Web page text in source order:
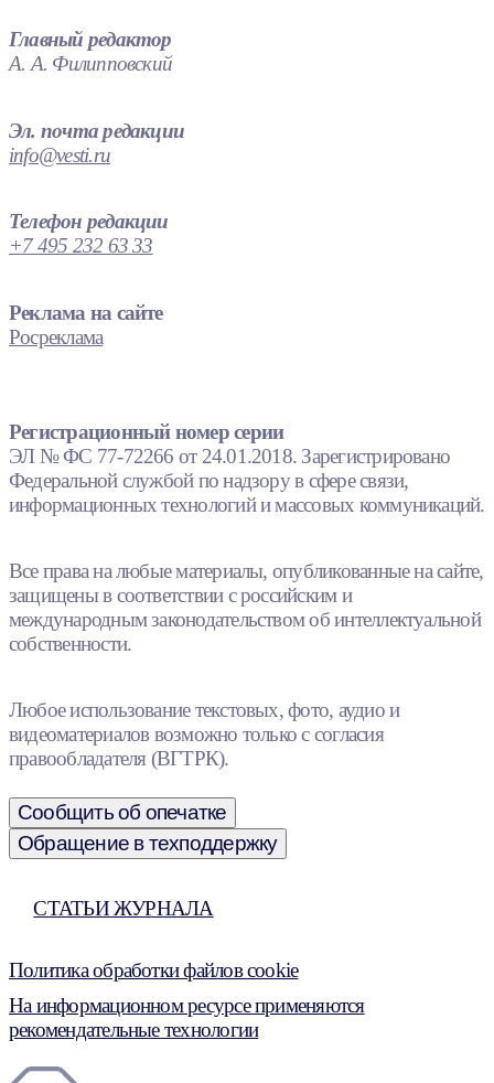
Главный редактор
А. А. Филипповский
Эл. почта редакции
info@vesti.ru
Телефон редакции
+7 495 232 63 33
Реклама на сайте
Росреклама
Регистрационный номер серии
ЭЛ № ФС 77-72266 от 24.01.2018. Зарегистрировано
Федеральной службой по надзору в сфере связи,
информационных технологий и массовых коммуникаций.
Все права на любые материалы, опубликованные на сайте,
защищены в соответствии с российским и
международным законодательством об интеллектуальной
собственности.
Любое использование текстовых, фото, аудио и
видеоматериалов возможно только с согласия
правообладателя (ВГТРК).
Сообщить об опечатке
Обращение в техподдержку
СТАТЬИ ЖУРНАЛА
Политика обработки файлов cookie
На информационном ресурсе применяются
рекомендательные технологии